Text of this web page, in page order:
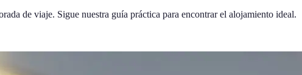
de viaje. Sigue nuestra guía práctica para encontrar el alojamiento ideal.